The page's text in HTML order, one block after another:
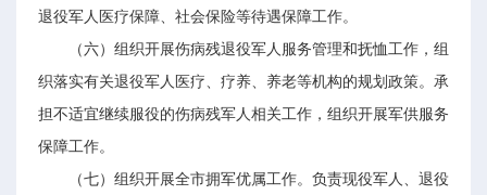
退役军人医疗保障、社会保险等待遇保障工作。
（六）组织开展伤病残退役军人服务管理和抚恤工作，组
织落实有关退役军人医疗、疗养、养老等机构的规划政策。承
担不适宜继续服役的伤病残军人相关工作，组织开展军供服务
保障工作。
（七）组织开展全市拥军优属工作。负责现役军人、退役